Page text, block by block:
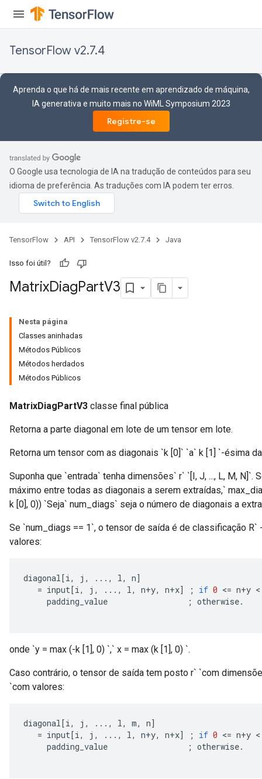
TensorFlow v2.7.4
Aprenda o que há de mais recente em aprendizado de máquina,
IA generativa e muito mais no WiML Symposium 2023
Registre-se
O Google usa tecnologia de IA na tradução de conteúdos para seu
idioma de preferência. As traduções com IA podem ter erros.
TensorFlow API TensorFlow v2.7.4 Java
Isso foi útil?
MatrixDiagPartV3
Nesta página
Classes aninhadas
Métodos Públicos
Métodos herdados
Métodos Públicos
MatrixDiagPartV3 classe final pública
Retorna a parte diagonal em lote de um tensor em lote.
Retorna um tensor com as diagonais `k [0]` `a` k [1] `-ésima
Suponha que `entrada` tenha dimensões` r` `[I, J, ..., L, M, N]`.
máximo entre todas as diagonais a serem extraídas,`
k [0], 0)) `Seja` num_diags` seja o número de diagonais a
Se `num_diags == 1`, o tensor de saída é de classificação R`
valores:
diagonal[i, j , ..., l, n]
= input[i, j , ..., l, n+y, n+x] ; if 0 <= n+y <
padding_value
; otherwise.
onde `y = max (-k [1], 0) `,` x = max (k [1], 0) `.
Caso contrário, o tensor de saída tem posto r` `com
`com valores:
diagonal[i, j , ..., l, m, n]
= input[i, j , ..., l, n+y, n+x] ; if 0 <= n+y <
padding_value
; otherwise.